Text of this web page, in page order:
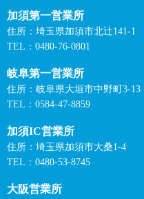
加須第一営業所
住所：埼玉県加須市北辻141-1
TEL：0480-76-0801
岐阜第一営業所
住所：岐阜県大垣市中野町3-13
TEL：0584-47-8859
加須IC営業所
住所：埼玉県加須市大桑1-4
TEL：0480-53-8745
大阪営業所